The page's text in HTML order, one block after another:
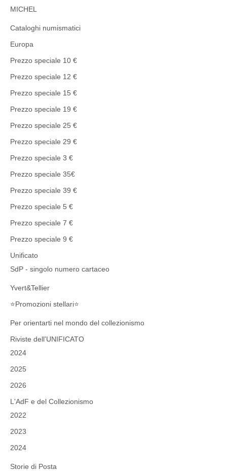
MICHEL
Cataloghi numismatici
Europa
Prezzo speciale 10 €
Prezzo speciale 12 €
Prezzo speciale 15 €
Prezzo speciale 19 €
Prezzo speciale 25 €
Prezzo speciale 29 €
Prezzo speciale 3 €
Prezzo speciale 35€
Prezzo speciale 39 €
Prezzo speciale 5 €
Prezzo speciale 7 €
Prezzo speciale 9 €
Unificato
SdP - singolo numero cartaceo
Yvert&Tellier
⭐Promozioni stellari⭐
Per orientarti nel mondo del collezionismo
Riviste dell'UNIFICATO
2024
2025
2026
L'AdF e del Collezionismo
2022
2023
2024
Storie di Posta